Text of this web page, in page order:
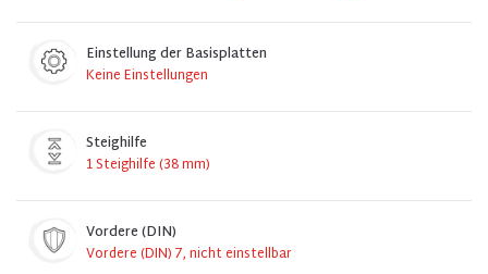
Einstellung der Basisplatten
Keine Einstellungen
Steighilfe
1 Steighilfe (38 mm)
Vordere (DIN)
Vordere (DIN) 7, nicht einstellbar